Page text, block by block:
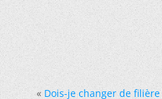
« Dois-je changer de filière